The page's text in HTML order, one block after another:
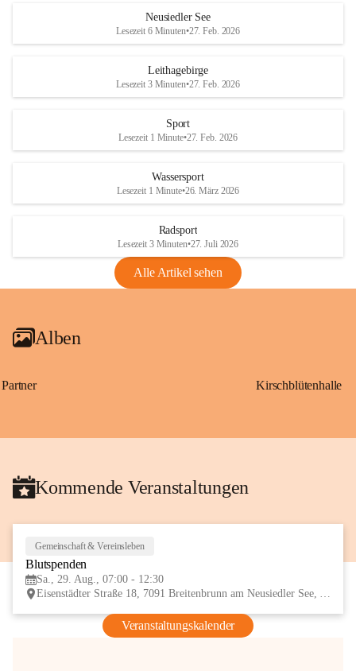
S
und den daraus folgenden wirtschaftlichen
Maßnahmen zur Bekämpfung
Rebe und der Amerikanischen
Anhang VBl. EU Nr. 18
1 Seite•1,4 MB
VBl. EU Nr. 18_2026
r
S
Neusiedler See
Lesezeit 6 Minuten•27. Feb. 2026
Leithagebirge
Lesezeit 3 Minuten•27. Feb. 2026
Sport
Lesezeit 1 Minute•27. Feb. 2026
Wassersport
Lesezeit 1 Minute•26. März 2026
Radsport
Lesezeit 3 Minuten•27. Juli 2026
Alle Artikel sehen
Alben
Partner Kirschblütenhalle
Kommende Veranstaltungen
Gemeinschaft & Vereinsleben
Blutspenden
Sa., 29. Aug., 07:00 - 12:30
Eisenstädter Straße 18, 7091 Breitenbrunn am Neusiedler See, AUT
Veranstaltungskalender